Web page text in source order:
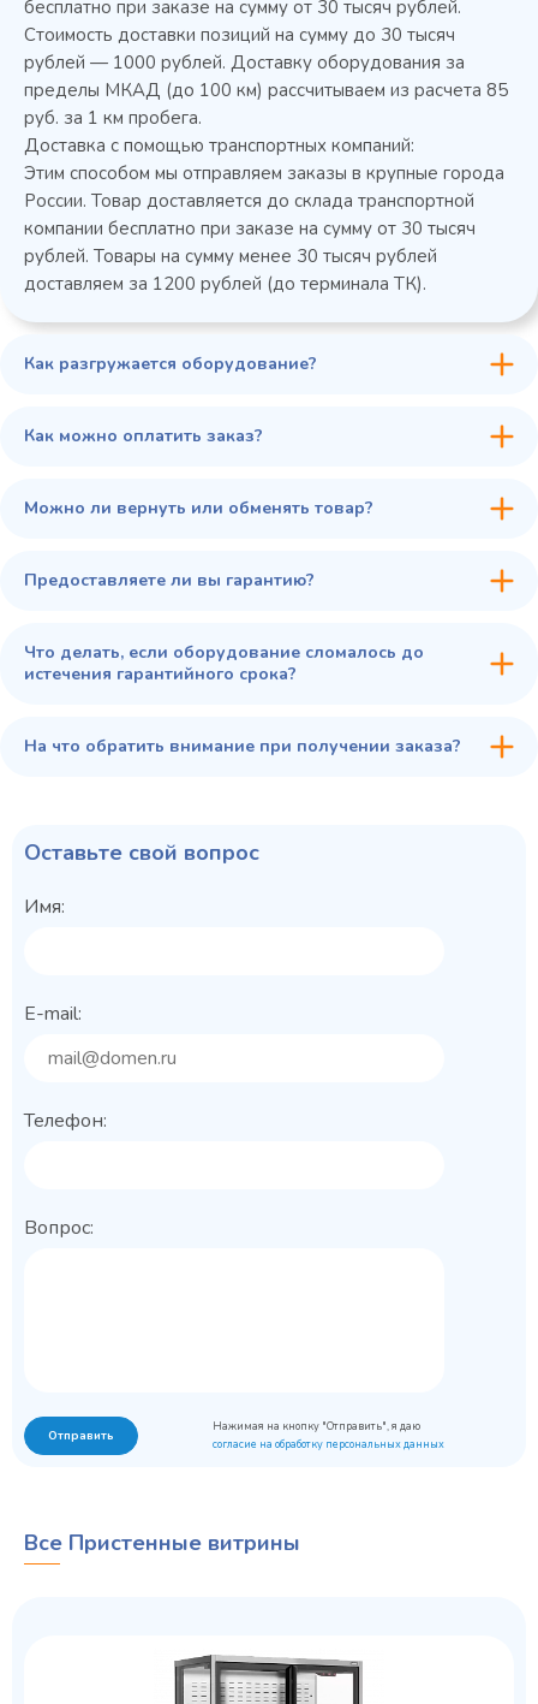
Колода разрубочная КР-5/5
45 900 ₽
бесплатно при заказе на сумму от 30 тысяч рублей.
Стоимость доставки позиций на сумму до 30 тысяч
рублей — 1000 рублей. Доставку оборудования за
пределы МКАД (до 100 км) рассчитываем из расчета 85
руб. за 1 км пробега.
Доставка с помощью транспортных компаний:
Этим способом мы отправляем заказы в крупные города
России. Товар доставляется до склада транспортной
компании бесплатно при заказе на сумму от 30 тысяч
рублей. Товары на сумму менее 30 тысяч рублей
доставляем за 1200 рублей (до терминала ТК).
Как разгружается оборудование?
Как можно оплатить заказ?
Можно ли вернуть или обменять товар?
Предоставляете ли вы гарантию?
Что делать, если оборудование сломалось до
истечения гарантийного срока?
На что обратить внимание при получении заказа?
Оставьте свой вопрос
Имя:
E-mail:
Телефон:
Вопрос:
Отправить
Нажимая на кнопку "Отправить", я даю
согласие на обработку персональных данных
Все Пристенные витрины